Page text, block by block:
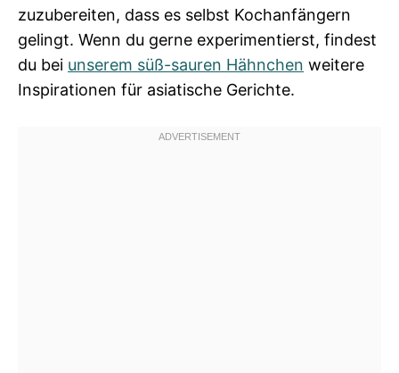
zuzubereiten, dass es selbst Kochanfängern
gelingt. Wenn du gerne experimentierst, findest
du bei unserem süß-sauren Hähnchen weitere
Inspirationen für asiatische Gerichte.